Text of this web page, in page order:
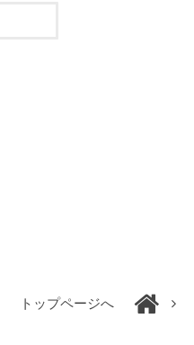
トップページへ